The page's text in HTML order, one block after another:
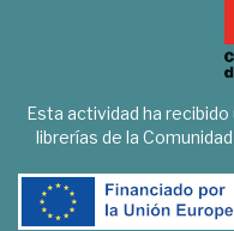
Esta actividad ha recibido
librerías de la